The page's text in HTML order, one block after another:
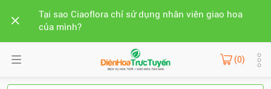
Tại sao Ciaoflora chỉ sử dụng nhân viên giao hoa
của mình?
(0)